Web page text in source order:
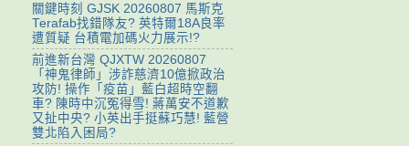
關鍵時刻 GJSK 20260807 馬斯克
Terafab找錯隊友? 英特爾18A良率
遭質疑 台積電加碼火力展示!?
前進新台灣 QJXTW 20260807
「神鬼律師」涉詐慈濟10億掀政治
攻防! 操作「疫苗」藍白超時空翻
車? 陳時中沉冤得雪! 蔣萬安不道歉
又扯中央? 小英出手挺蘇巧慧! 藍營
雙北陷入困局?